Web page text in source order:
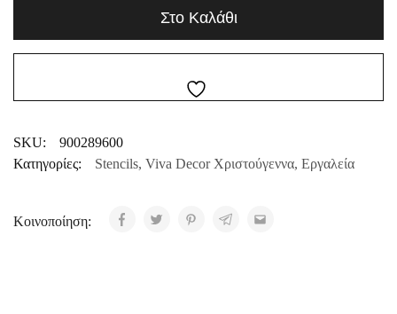
Στο Καλάθι
SKU:
900289600
Κατηγορίες:
Stencils, Viva Decor Χριστούγεννα, Εργαλεία
Κοινοποίηση: